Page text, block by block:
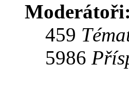
Moderátoři:
459
5986